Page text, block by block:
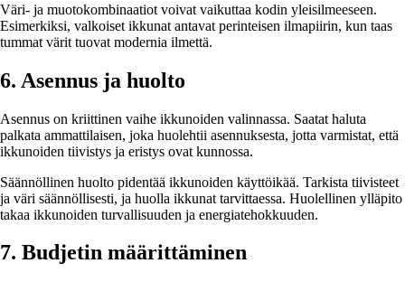
Väri- ja muotokombinaatiot voivat vaikuttaa kodin yleisilmeeseen.
Esimerkiksi, valkoiset ikkunat antavat perinteisen ilmapiirin, kun taas
tummat värit tuovat modernia ilmettä.
6. Asennus ja huolto
Asennus on kriittinen vaihe ikkunoiden valinnassa. Saatat haluta
palkata ammattilaisen, joka huolehtii asennuksesta, jotta varmistat, että
ikkunoiden tiivistys ja eristys ovat kunnossa.
Säännöllinen huolto pidentää ikkunoiden käyttöikää. Tarkista tiivisteet
ja väri säännöllisesti, ja huolla ikkunat tarvittaessa. Huolellinen ylläpito
takaa ikkunoiden turvallisuuden ja energiatehokkuuden.
7. Budjetin määrittäminen